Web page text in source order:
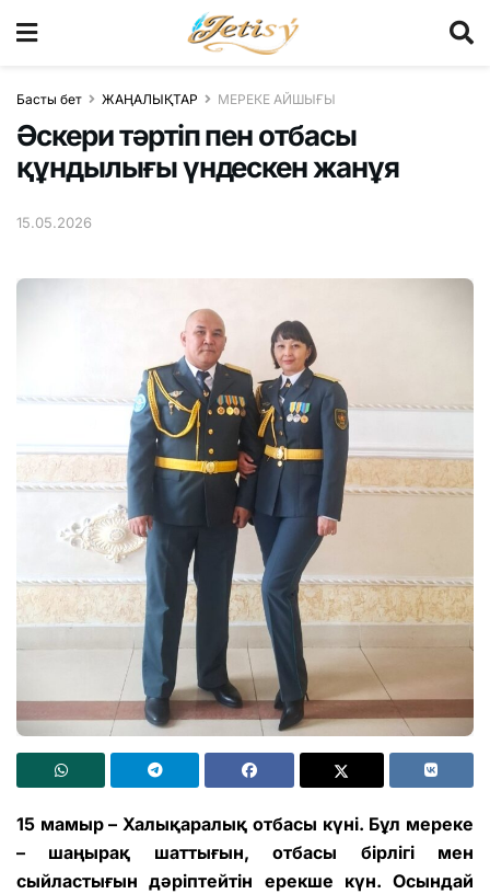
Басты бет ЖАҢАЛЫҚТАР МЕРЕКЕ АЙШЫҒЫ
Әскери тәртіп пен отбасы
құндылығы үндескен жанұя
15.05.2026
15 мамыр – Халықаралық отбасы күні. Бұл мереке
– шаңырақ шаттығын, отбасы бірлігі мен
сыйластығын дәріптейтін ерекше күн. Осындай